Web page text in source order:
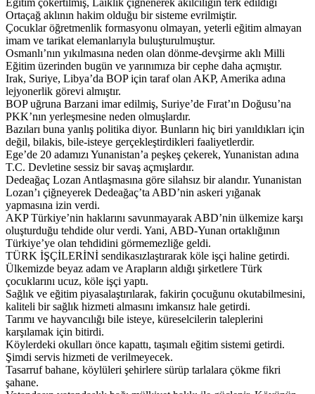
Ortaçağ aklının hakim olduğu bir sisteme evrilmiştir.
Çocuklar öğretmenlik formasyonu olmayan, yeterli eğitim almayan
imam ve tarikat elemanlarıyla buluşturulmuştur.
Osmanlı’nın yıkılmasına neden olan dönme-devşirme aklı Milli
Eğitim üzerinden bugün ve yarınımıza bir cephe daha açmıştır.
Irak, Suriye, Libya’da BOP için taraf olan AKP, Amerika adına
lejyonerlik görevi almıştır.
BOP uğruna Barzani imar edilmiş, Suriye’de Fırat’ın Doğusu’na
PKK’nın yerleşmesine neden olmuşlardır.
Bazıları buna yanlış politika diyor. Bunların hiç biri yanıldıkları için
değil, bilakis, bile-isteye gerçekleştirdikleri faaliyetlerdir.
Ege’de 20 adamızı Yunanistan’a peşkeş çekerek, Yunanistan adına
T.C. Devletine sessiz bir savaş açmışlardır.
Dedeağaç Lozan Antlaşmasına göre silahsız bir alandır. Yunanistan
Lozan’ı çiğneyerek Dedeağaç’ta ABD’nin askeri yığanak
yapmasına izin verdi.
AKP Türkiye’nin haklarını savunmayarak ABD’nin ülkemize karşı
oluşturduğu tehdide olur verdi. Yani, ABD-Yunan ortaklığının
Türkiye’ye olan tehdidini görmemezliğe geldi.
TÜRK İŞÇİLERİNİ sendikasızlaştırarak köle işçi haline getirdi.
Ülkemizde beyaz adam ve Arapların aldığı şirketlere Türk
çocuklarını ucuz, köle işçi yaptı.
Sağlık ve eğitim piyasalaştırılarak, fakirin çocuğunu okutabilmesini,
kaliteli bir sağlık hizmeti almasını imkansız hale getirdi.
Tarımı ve hayvancılığı bile isteye, küreselcilerin taleplerini
karşılamak için bitirdi.
Köylerdeki okulları önce kapattı, taşımalı eğitim sistemi getirdi.
Şimdi servis hizmeti de verilmeyecek.
Tasarruf bahane, köylüleri şehirlere sürüp tarlalara çökme fikri
şahane.